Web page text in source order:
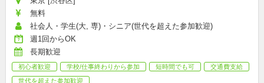
無料
社会人・学生(大, 専)・シニア(世代を超えた参加歓迎)
週1回からOK
長期歓迎
初心者歓迎 学校/仕事終わりから参加 短時間でも可
交通費支給
世代を超えた参加歓迎